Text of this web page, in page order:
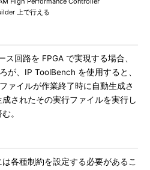
上で行える
回路を FPGA で実現する場合、
が、IP ToolBench を使用すると、
ァイルが作業終了時に自動生成さ
されたその実行ファイルを実行し
。
各種制約を設定する必要があるこ